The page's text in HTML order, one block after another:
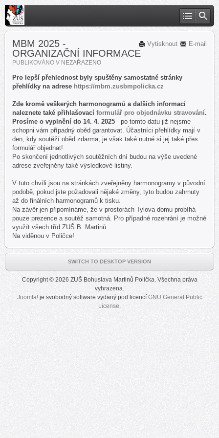
E-mail
Vytisknout
MBM 2025 -
ORGANIZAČNÍ INFORMACE
PUBLIKOVÁNO V NEZAŘAZENO
Pro lepší přehlednost byly spuštěny samostatné stránky
přehlídky na adrese https://mbm.zusbmpolicka.cz
Zde kromě veškerých harmonogramů a dalších informací
naleznete také přihlašovací formulář pro objednávku stravování.
Prosíme o vyplnění do 14. 4. 2025 - po tomto datu již nejsme
schopni vám případný oběd garantovat. Účastníci přehlídky mají v
den, kdy soutěží oběd zdarma, je však také nutné si jej také přes
formulář objednat!
Po skončení jednotlivých soutěžních dní budou na výše uvedené
adrese zveřejněny také výsledkové listiny.
V tuto chvíli jsou na stránkách zveřejněny harmonogramy v původní
podobě, pokud jste požadovali nějaké změny, tyto budou zahrnuty
až do finálních harmonogramů k tisku.
Na závěr jen připomínáme, že v prostorách Tylova domu probíhá
pouze prezence a soutěž samotná. Pro případné rozehrání je možné
využít všech tříd ZUŠ B. Martinů.
Na viděnou v Poličce!
SWITCH TO DESKTOP VERSION
Copyright © 2026 ZUŠ Bohuslava Martinů Polička. Všechna práva
vyhrazena.
Joomla!je svobodný software vydaný pod licencí GNU General Public
License.